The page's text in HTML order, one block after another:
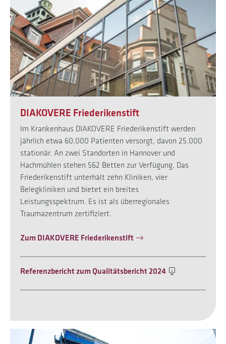
DIAKOVERE Friederikenstift
Im Krankenhaus DIAKOVERE Friederikenstift werden
jährlich etwa 60.000 Patienten versorgt, davon 25.000
stationär. An zwei Standorten in Hannover und
Hachmühlen stehen 562 Betten zur Verfügung. Das
Friederikenstift unterhält zehn Kliniken, vier
Belegkliniken und bietet ein breites
Leistungsspektrum. Es ist als überregionales
Traumazentrum zertifiziert.
Zum DIAKOVERE Friederikenstift
Referenzbericht zum Qualitätsbericht 2024